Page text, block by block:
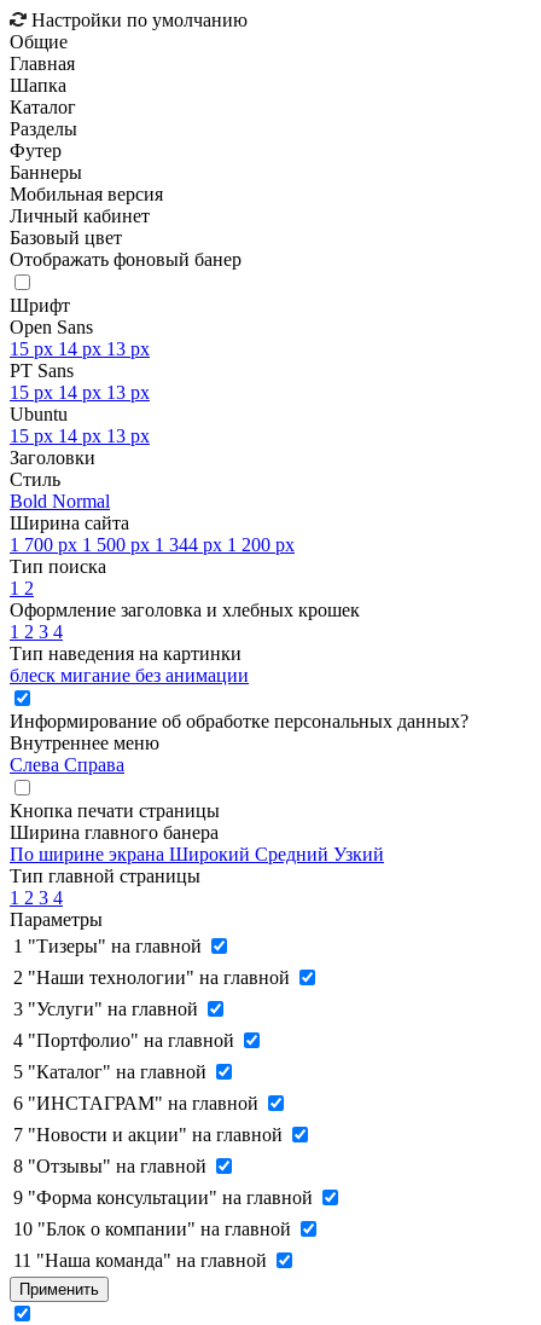
Настройки по умолчанию
Общие
Главная
Шапка
Каталог
Разделы
Футер
Баннеры
Мобильная версия
Личный кабинет
Базовый цвет
Отображать фоновый банер
Шрифт
Open Sans
15 px 14 px 13 px
PT Sans
15 px 14 px 13 px
Ubuntu
15 px 14 px 13 px
Заголовки
Стиль
Bold Normal
Ширина сайта
1 700 px 1 500 px 1 344 px 1 200 px
Тип поиска
1 2
Оформление заголовка и хлебных крошек
1 2 3 4
Тип наведения на картинки
блеск мигание без анимации
Информирование об обработке персональных данных?
Внутреннее меню
Слева Справа
Кнопка печати страницы
Ширина главного банера
По ширине экрана Широкий Средний Узкий
Тип главной страницы
1 2 3 4
Параметры
1 "Тизеры" на главной
2 "Наши технологии" на главной
3 "Услуги" на главной
4 "Портфолио" на главной
5 "Каталог" на главной
6 "ИНСТАГРАМ" на главной
7 "Новости и акции" на главной
8 "Отзывы" на главной
9 "Форма консультации" на главной
10 "Блок о компании" на главной
11 "Наша команда" на главной
Применить